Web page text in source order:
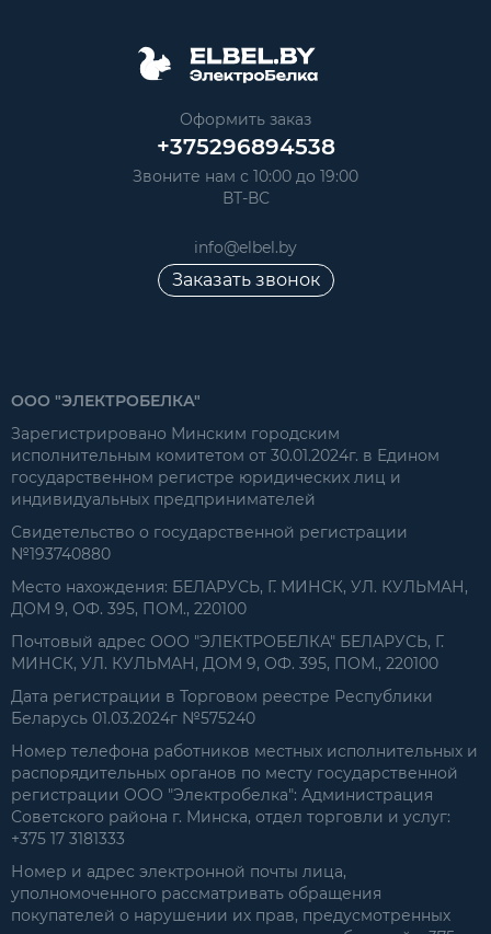
Оформить заказ
+375296894538
Звоните нам с 10:00 до 19:00
ВТ-ВС
info@elbel.by
Заказать звонок
ООО "ЭЛЕКТРОБЕЛКА"
Зарегистрировано Минским городским
исполнительным комитетом от 30.01.2024г. в Едином
государственном регистре юридических лиц и
индивидуальных предпринимателей
Свидетельство о государственной регистрации
№193740880
Место нахождения: БЕЛАРУСЬ, Г. МИНСК, УЛ. КУЛЬМАН,
ДОМ 9, ОФ. 395, ПОМ., 220100
Почтовый адрес ООО "ЭЛЕКТРОБЕЛКА" БЕЛАРУСЬ, Г.
МИНСК, УЛ. КУЛЬМАН, ДОМ 9, ОФ. 395, ПОМ., 220100
Дата регистрации в Торговом реестре Республики
Беларусь 01.03.2024г №575240
Номер телефона работников местных исполнительных и
распорядительных органов по месту государственной
регистрации ООО "Электробелка": Администрация
Советского района г. Минска, отдел торговли и услуг:
+375 17 3181333
Номер и адрес электронной почты лица,
уполномоченного рассматривать обращения
покупателей о нарушении их прав, предусмотренных